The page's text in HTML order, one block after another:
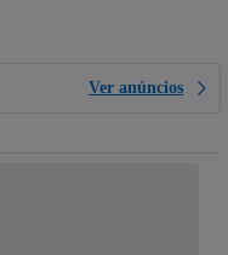
Ver anúncios